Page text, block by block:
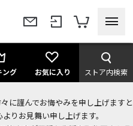
ング お気に入り ストア内検索
に謹んでお悔やみを申し上げますと
りお見舞い申し上げます。
ーポンプレゼント！